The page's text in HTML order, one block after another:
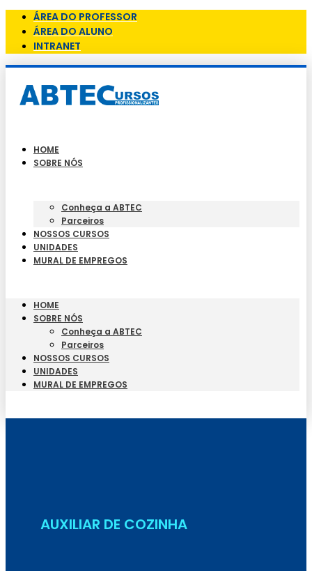
ÁREA DO PROFESSOR
ÁREA DO ALUNO
INTRANET
HOME
SOBRE NÓS
Conheça a ABTEC
Parceiros
NOSSOS CURSOS
UNIDADES
MURAL DE EMPREGOS
HOME
SOBRE NÓS
Conheça a ABTEC
Parceiros
NOSSOS CURSOS
UNIDADES
MURAL DE EMPREGOS
AUXILIAR DE COZINHA